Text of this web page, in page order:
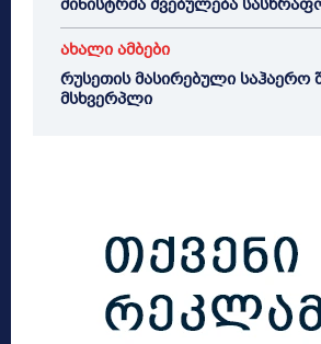
მინისტრმა შვებულება
ახალი ამბები
რუსეთის მასირებული საჰაერო
მსხვერპლი